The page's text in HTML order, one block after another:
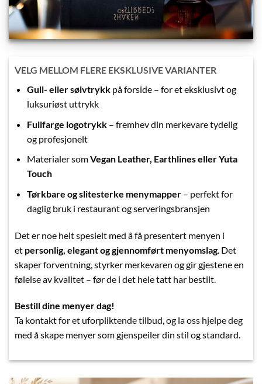
VELG MELLOM FLERE EKSKLUSIVE VARIANTER
Gull- eller sølvtrykkpå forside – for et eksklusivt og
luksuriøst uttrykk
Fullfarge logotrykk– fremhev din merkevare tydelig
og profesjonelt
Materialer somVegan Leather, Earthlines eller Yuta
Touch
Tørkbare og slitesterke menymapper – perfekt for
daglig bruk i restaurant og serveringsbransjen
Det er noe helt spesielt med å få presentert menyen i
et personlig, elegant og gjennomført menyomslag. Det
skaper forventning, styrker merkevaren og gir gjestene en
følelse av kvalitet – før de i det hele tatt har bestilt.
Bestill dine menyer dag!
Ta kontakt for et uforpliktende tilbud, og la oss hjelpe deg
med å skape menyer som gjenspeiler din stil og standard.